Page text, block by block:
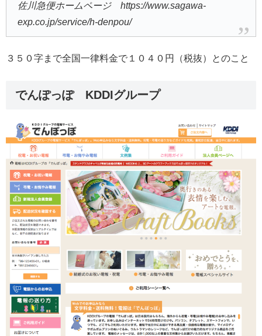
佐川急便ホームページ https://www.sagawa-
exp.co.jp/service/h-denpou/
３５０字まで全国一律料金で１０４０円（税抜）とのこと
でんぽっぽ KDDIグループ